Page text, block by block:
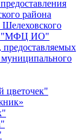
района
"МФЦ ИО"
цветочек"